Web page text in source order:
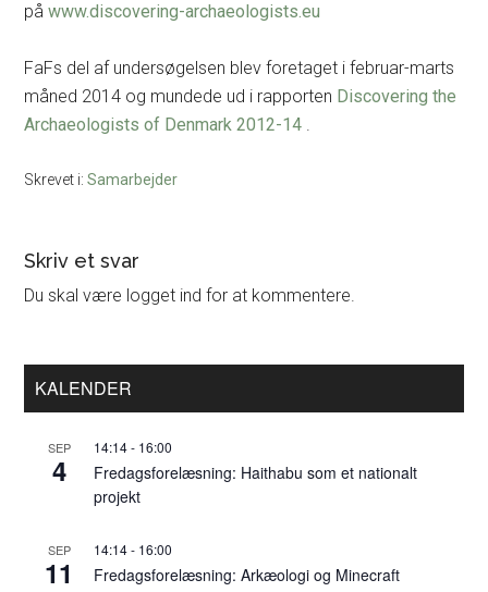
påwww.discovering-archaeologists.eu
FaFs del af undersøgelsen blev foretaget i februar-marts
måned 2014 og mundede ud i rapporten Discovering the
Archaeologists of Denmark 2012-14 .
Skrevet i:Samarbejder
Læserinteraktioner
Skriv et svar
Du skal være logget ind for at kommentere.
Primær
Sidebar
KALENDER
SEP
4
14:14- 16:00
Fredagsforelæsning: Haithabu som et nationalt
projekt
SEP
11
14:14- 16:00
Fredagsforelæsning: Arkæologi og Minecraft